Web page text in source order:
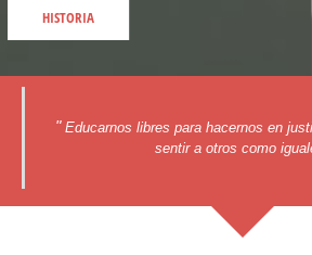
"Educarnos libres para hacernos en
sentir a otros como